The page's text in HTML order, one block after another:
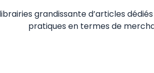
grandissante d’articles
pratiques en termes de